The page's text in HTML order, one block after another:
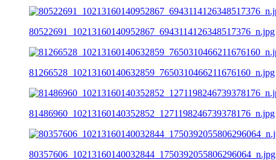
80522691_10213160140952867_6943114126348517376_n.jpg
81266528_10213160140632859_7650310466211676160_n.jpg
81486960_10213160140352852_1271198246739378176_n.jpg
80357606_10213160140032844_1750392055806296064_n.jpg